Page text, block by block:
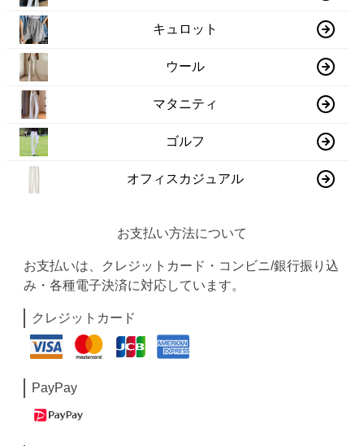
キュロット
ウール
マタニティ
ゴルフ
オフィスカジュアル
お支払い方法について
お支払いは、クレジットカード・コンビニ/銀行振り込
み・各種電子決済に対応しています。
クレジットカード
PayPay